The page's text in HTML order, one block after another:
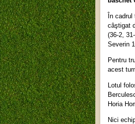
În cadrul
câştigat
(36-2,
Severin
Pentru
acest
Lotul
Horia
Nici